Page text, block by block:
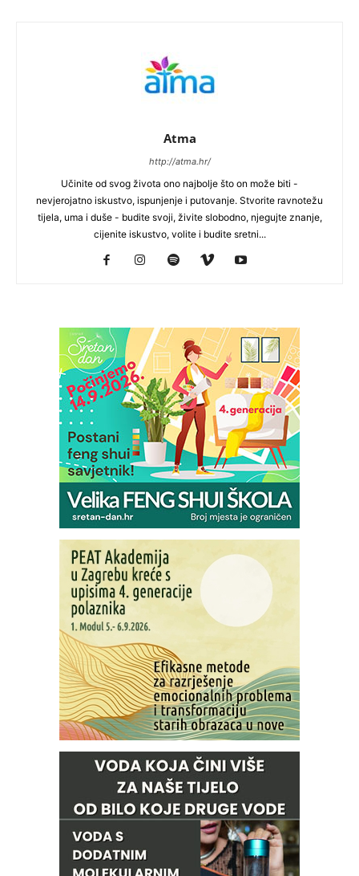
Atma
http://atma.hr/
Učinite od svog života ono najbolje što on može biti -
nevjerojatno iskustvo, ispunjenje i putovanje. Stvorite ravnotežu
tijela, uma i duše - budite svoji, živite slobodno, njegujte znanje,
cijenite iskustvo, volite i budite sretni...